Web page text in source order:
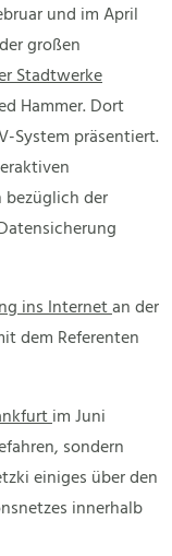
und im April
großen
Stadtwerke
Hammer. Dort
System präsentiert.
der
ins Internetan der
dem Referenten
im Juni
sondern
einiges über den
innerhalb